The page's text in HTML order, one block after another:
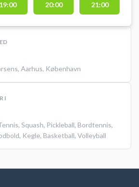
19:00 20:00 21:00
, Aarhus, København
I
, Squash, Pickleball, Bordtennis,
, Kegle, Basketball, Volleyball